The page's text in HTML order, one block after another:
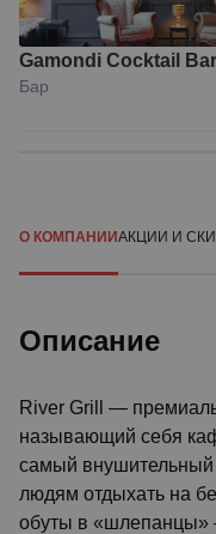
Gamondi Cocktail Bar
Бар
О КОМПАНИИАКЦИИ И
Описание
River Grill —
называющий себя
самый
людям отдыхать на
обуты в «шлепанцы»